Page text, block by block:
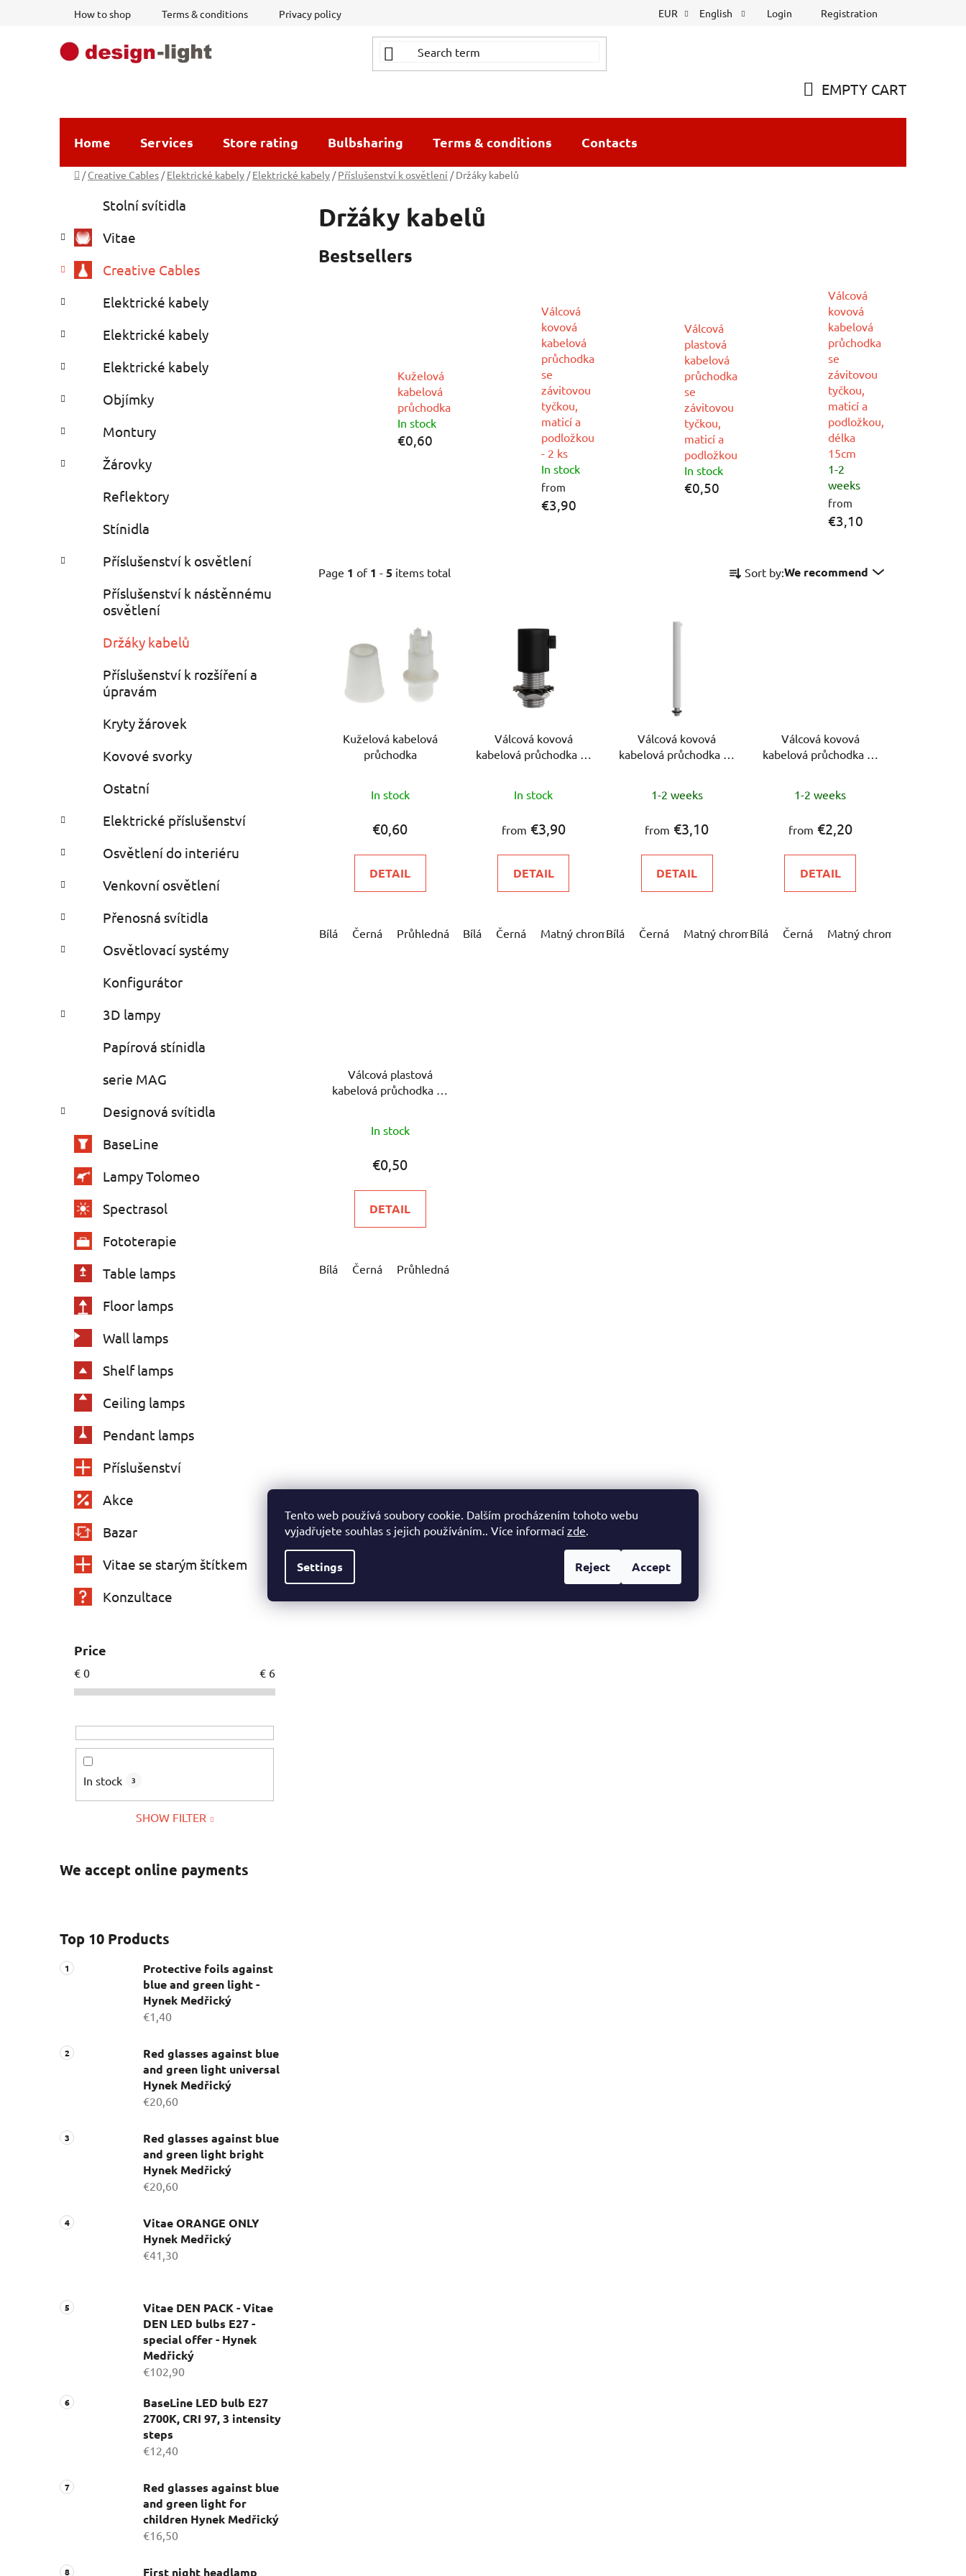
Tento web používá soubory cookie. Dalším procházením tohoto webu
vyjadřujete souhlas s jejich používáním.. Více informací zde
Settings Reject Accept
How to shop Terms & conditions Privacy policy EUR English Login Registration
EMPTY CART
Home Services Store rating Bulbsharing Terms & conditions Contacts
Home
/ Creative Cables / Elektrické kabely / Elektrické kabely / Příslušenství k osvětlení / Držáky kabelů
d
b
r
categories
e
o
i
s
Stolní svítidla
Vitae
Creative Cables
Elektrické kabely
Elektrické kabely
Elektrické kabely
Objímky
Montury
Žárovky
Reflektory
Stínidla
Příslušenství k osvětlení
Příslušenství k nástěnnému
osvětlení
Držáky kabelů
Příslušenství k rozšíření a
úpravám
Kryty žárovek
Kovové svorky
Ostatní
Elektrické příslušenství
Osvětlení do interiéru
Venkovní osvětlení
Přenosná svítidla
Osvětlovací systémy
Konfigurátor
3D lampy
Papírová stínidla
serie MAG
Designová svítidla
BaseLine
Lampy Tolomeo
Spectrasol
Fototerapie
Table lamps
Floor lamps
Wall lamps
Shelf lamps
Ceiling lamps
Pendant lamps
Příslušenství
Akce
Bazar
Vitae se starým štítkem
Konzultace
Price
€ 0 € 6
In stock 3
SHOW FILTER
We accept online payments
Top 10 Products
Protective foils against
blue and green light -
Hynek Medřický
€1,40
Red glasses against blue
and green light universal
Hynek Medřický
€20,60
Red glasses against blue
and green light bright
Hynek Medřický
€20,60
Vitae ORANGE ONLY
Hynek Medřický
€41,30
Vitae DEN PACK - Vitae
DEN LED bulbs E27 -
special offer - Hynek
Medřický
€102,90
BaseLine LED bulb E27
2700K, CRI 97, 3 intensity
steps
€12,40
Red glasses against blue
and green light for
children Hynek Medřický
€16,50
First night headlamp
Držáky kabelů
Bestsellers
Kuželová
kabelová
průchodka
In stock
€0,60
Válcová
kovová
kabelová
průchodka
se
závitovou
tyčkou,
maticí a
podložkou
- 2 ks
In stock
from
€3,90
Válcová
plastová
kabelová
průchodka
se
závitovou
tyčkou,
maticí a
podložkou
In stock
€0,50
Válcová
kovová
kabelová
průchodka
se
závitovou
tyčkou,
maticí a
podložkou,
délka
15cm
1-2
weeks
from
€3,10
Page 1 of 1 - 5 items total
r
i
Sort by:We recommend
Kuželová kabelová
průchodka
average
rating
is
5,0
In stock
€0,60
DETAIL
Bílá Černá Průhledná
Válcová kovová
kabelová průchodka se
ksaverage
rating
is
5,0
In stock
from €3,90
DETAIL
Bílá Černá Matný chrom Matná měď Matný bronz Chrom Měď Mosaz
Válcová kovová
kabelová průchodka se
délka 15cm
1-2 weeks
from €3,10
DETAIL
Bílá Černá Matný chrom Matná měď Matný bronz
Válcová kovová
kabelová průchodka se
délka 7cm
1-2 weeks
from €2,20
DETAIL
Bílá Černá Matný chrom
Válcová plastová
kabelová průchodka se
average
product
rating
is
5,0
In stock
€0,50
DETAIL
Bílá Černá Průhledná
o
s